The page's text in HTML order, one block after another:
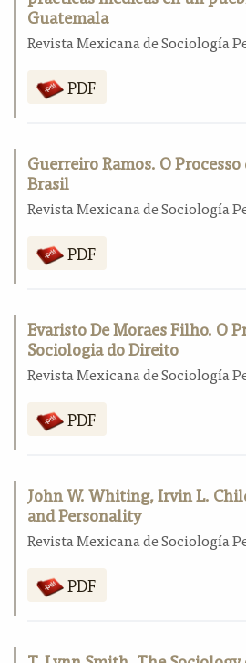
Guatemala
Revista Mexicana de Sociología
PDF
Guerreiro Ramos. O
Brasil
Revista Mexicana de Sociología
PDF
Evaristo De Moraes Filho. O
Sociologia do Direito
Revista Mexicana de Sociología
PDF
John W. Whiting, Irvin L.
and Personality
Revista Mexicana de Sociología
PDF